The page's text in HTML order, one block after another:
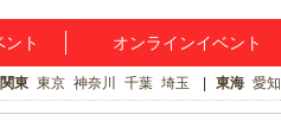
ント オンラインイベント
関東 東京 神奈川 千葉 埼玉 東海 愛知